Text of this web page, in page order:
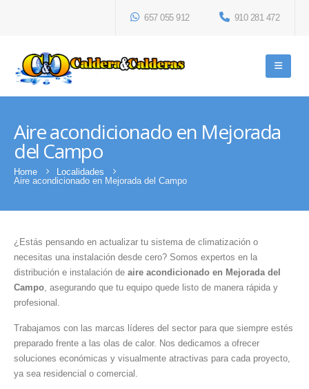
657 055 912 910 281 472
Aire acondicionado en Mejorada
del Campo
Home
Localidades
Aire acondicionado en Mejorada del Campo
¿Estás pensando en actualizar tu sistema de climatización o
necesitas una instalación desde cero? Somos expertos en la
distribución e instalación de aire acondicionado en Mejorada del
Campo, asegurando que tu equipo quede listo de manera rápida y
profesional.
Trabajamos con las marcas líderes del sector para que siempre estés
preparado frente a las olas de calor. Nos dedicamos a ofrecer
soluciones económicas y visualmente atractivas para cada proyecto,
ya sea residencial o comercial.